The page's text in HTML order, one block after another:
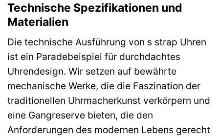
Technische Spezifikationen und
Materialien
Die technische Ausführung von s strap Uhren
ist ein Paradebeispiel für durchdachtes
Uhrendesign. Wir setzen auf bewährte
mechanische Werke, die die Faszination der
traditionellen Uhrmacherkunst verkörpern und
eine Gangreserve bieten, die den
Anforderungen des modernen Lebens gerecht